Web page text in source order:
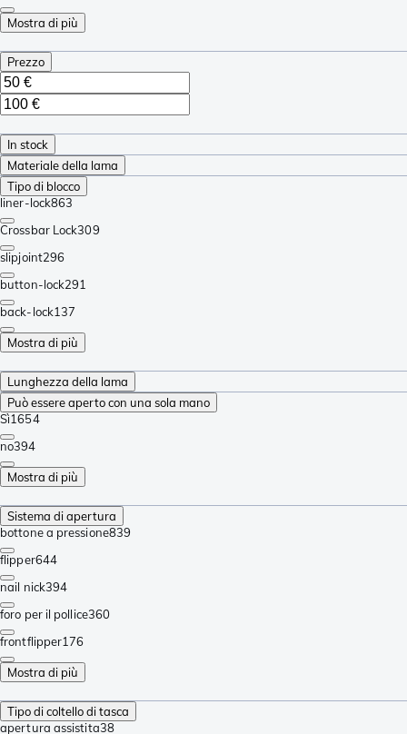
Mostra di più
Prezzo
In stock
Materiale della lama
Tipo di blocco
liner-lock863
Crossbar Lock309
slipjoint296
button-lock291
back-lock137
Mostra di più
Lunghezza della lama
Può essere aperto con una sola mano
Sì1654
no394
Mostra di più
Sistema di apertura
bottone a pressione839
flipper644
nail nick394
foro per il pollice360
frontflipper176
Mostra di più
Tipo di coltello di tasca
apertura assistita38